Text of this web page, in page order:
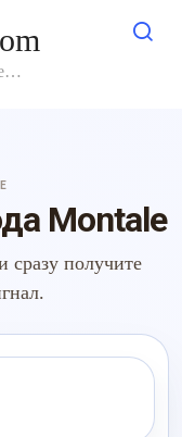
Montale
сразу получите